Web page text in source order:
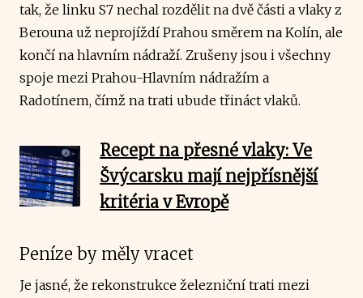
tak, že linku S7 nechal rozdělit na dvě části a vlaky z
Berouna už neprojíždí Prahou směrem na Kolín, ale
končí na hlavním nádraží. Zrušeny jsou i všechny
spoje mezi Prahou-Hlavním nádražím a
Radotínem, čímž na trati ubude třináct vlaků.
Recept na přesné vlaky: Ve
Švýcarsku mají nejpřísnější
kritéria v Evropě
Peníze by měly vracet
Je jasné, že rekonstrukce železniční trati mezi